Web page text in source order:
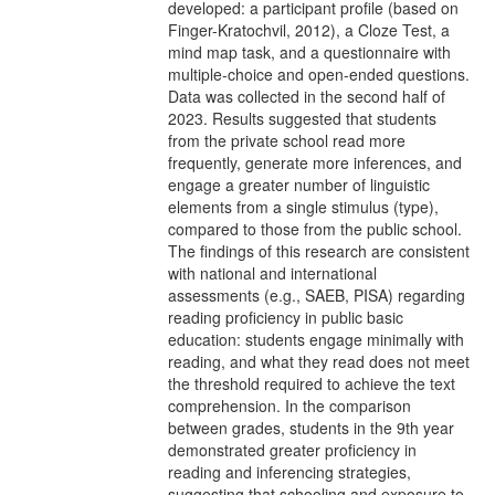
developed: a participant profile (based on
Finger-Kratochvil, 2012), a Cloze Test, a
mind map task, and a questionnaire with
multiple-choice and open-ended questions.
Data was collected in the second half of
2023. Results suggested that students
from the private school read more
frequently, generate more inferences, and
engage a greater number of linguistic
elements from a single stimulus (type),
compared to those from the public school.
The findings of this research are consistent
with national and international
assessments (e.g., SAEB, PISA) regarding
reading proficiency in public basic
education: students engage minimally with
reading, and what they read does not meet
the threshold required to achieve the text
comprehension. In the comparison
between grades, students in the 9th year
demonstrated greater proficiency in
reading and inferencing strategies,